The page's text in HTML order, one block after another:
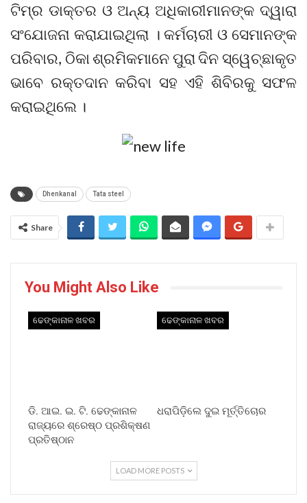
ଟିମ୍‌ର ଡାକ୍ତର ଓ ଅନ୍ୟ ଅଧିକାରୀମାନଙ୍କ ଦ୍ୱାରା
ସଂଯୋଜନା କରାଯାଇଥିଲା । କର୍ମଚାରୀ ଓ ସେମାନଙ୍କ
ପରିବାର, ଠିକା ଶ୍ରମିକମାନେ ପୁରା ଦିନ ସ୍ୱେଚ୍ଛାକୃତ
ଭାବେ ରକ୍ତଦାନ କରିବା ସହ ଏହି ଶିବିରକୁ ସଫଳ
କରାଇଥିଲେ ।
Dhenkanal Tata steel
Share
You Might Also Like
ଢେଙ୍କାନାଳ ଖବର
ଡି. ଆଇ. ଇ. ଟି. ଢେଙ୍କାନାଳ
ରାଜ୍ୟରେ ଶ୍ରେଷ୍ଠ ପ୍ରଶିକ୍ଷଣ
ପ୍ରତିଷ୍ଠାନ
ଢେଙ୍କାନାଳ ଖବର
ଧରାପିଡ଼ିଲେ ଦୁଇ ମୂର୍ତ୍ତିଚୋର
LOAD MORE POSTS